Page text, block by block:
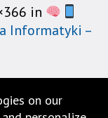
in
Informatyki –
on our